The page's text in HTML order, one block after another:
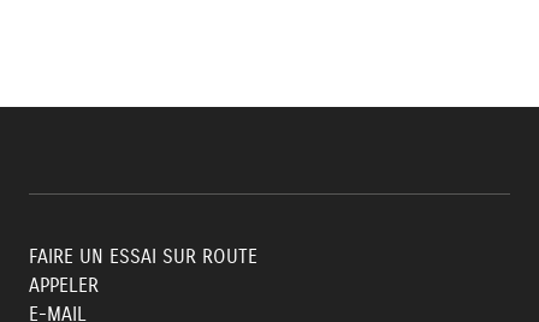
FAIRE UN ESSAI SUR ROUTE
APPELER
E-MAIL